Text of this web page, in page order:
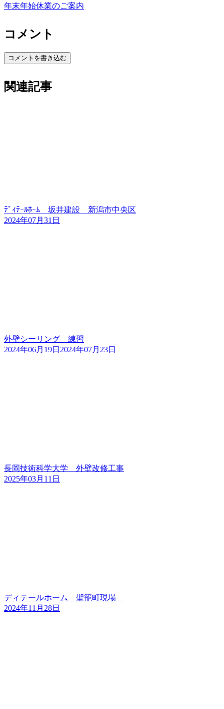
年末年始休業のご案内
コメント
コメントを書き込む
関連記事
ﾃﾞｨﾃｰﾙﾎｰﾑ 坂井建設 新潟市中央区
2024年07月31日
外壁シーリング 練習
2024年06月19日 2024年07月23日
長岡技術科学大学 外壁改修工事
2025年03月11日
ディテールホーム 聖籠町現場
2024年11月28日